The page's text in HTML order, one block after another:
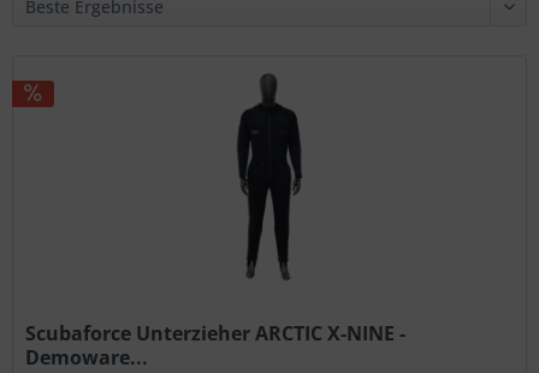
Scubaforce Unterzieher ARCTIC X-NINE -
Demoware...